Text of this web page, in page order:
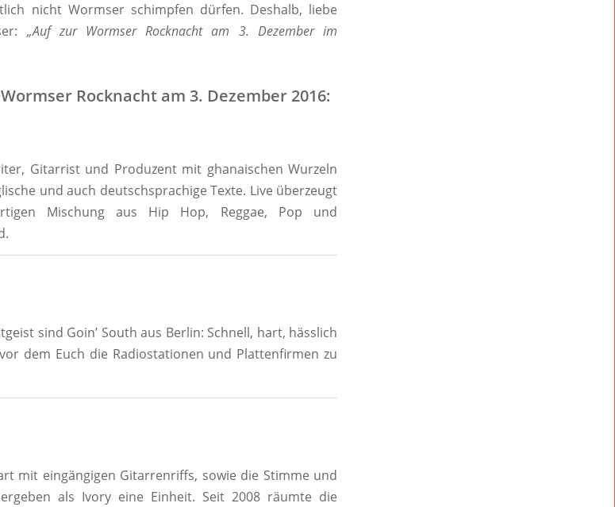
nicht Wormser schimpfen dürfen. Deshalb, liebe
„Auf zur Wormser Rocknacht am 3. Dezember im
Rocknacht am 3. Dezember 2016:
Gitarrist und Produzent mit ghanaischen Wurzeln
und auch deutschsprachige Texte. Live überzeugt
Mischung aus Hip Hop, Reggae, Pop und
sind Goin’ South aus Berlin: Schnell, hart, hässlich
dem Euch die Radiostationen und Plattenfirmen zu
mit eingängigen Gitarrenriffs, sowie die Stimme und
als Ivory eine Einheit. Seit 2008 räumte die